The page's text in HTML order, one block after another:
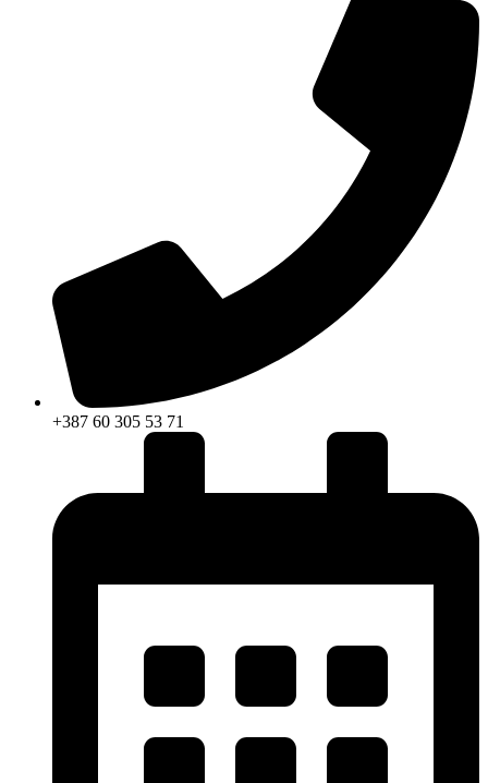
+387 60 305 53 71